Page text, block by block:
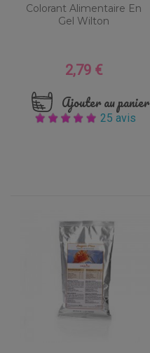
Colorant Alimentaire En
Gel Wilton
Prix
2,79 €
Ajouter au panier
25 avis